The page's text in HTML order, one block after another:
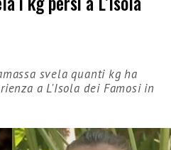
svela quanti kg ha
a L'Isola dei Famosi in